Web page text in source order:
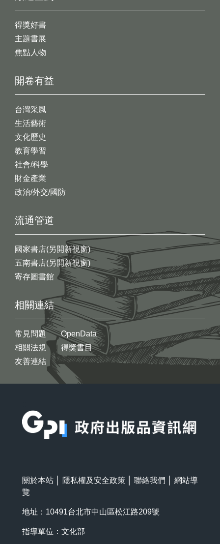
開卷有益
台灣采風
生活藝術
文化歷史
教育學習
社會/科學
財金產業
政治/外交/國防
得獎好書
主題書展
焦點人物
流通管道
國家書店(另開新視窗)
五南書店(另開新視窗)
寄存圖書館
相關連結
常見問題
相關法規
友善連結
OpenData
得獎書目
關於本站 隱私權及安全政策 聯絡我們
網站導
覽
地址：10491台北市中山區松江路209號
指導單位：文化部